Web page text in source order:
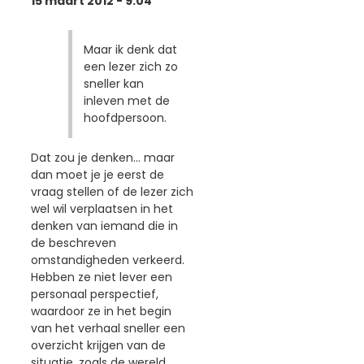
Maar ik denk dat
een lezer zich zo
sneller kan
inleven met de
hoofdpersoon.
Dat zou je denken... maar
dan moet je je eerst de
vraag stellen of de lezer zich
wel wil verplaatsen in het
denken van iemand die in
de beschreven
omstandigheden verkeerd.
Hebben ze niet lever een
personaal perspectief,
waardoor ze in het begin
van het verhaal sneller een
overzicht krijgen van de